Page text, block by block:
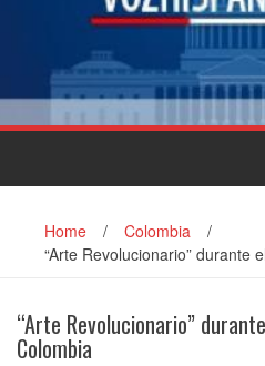
Home / Colombia
/
“Arte Revolucionario” durante
“Arte Revolucionario”
Colombia